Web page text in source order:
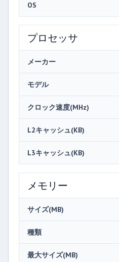
OS
プロセッサ
メーカー
モデル
クロック速度(MHz)
L2キャッシュ(KB)
L3キャッシュ(KB)
メモリー
サイズ(MB)
種類
最大サイズ(MB)